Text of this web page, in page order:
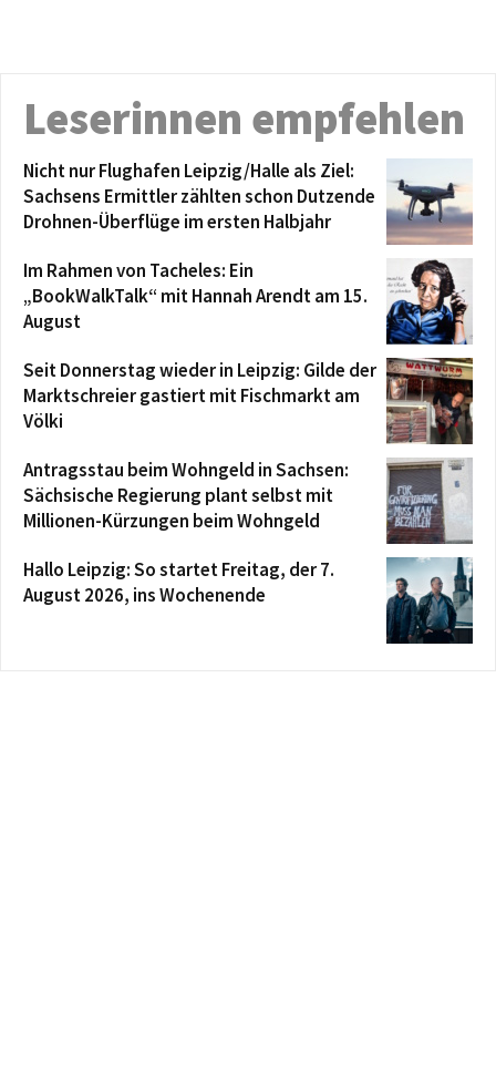
Leserinnen empfehlen
Nicht nur Flughafen Leipzig/Halle als Ziel:
Sachsens Ermittler zählten schon Dutzende
Drohnen-Überflüge im ersten Halbjahr
Im Rahmen von Tacheles: Ein
„BookWalkTalk“ mit Hannah Arendt am 15.
August
Seit Donnerstag wieder in Leipzig: Gilde der
Marktschreier gastiert mit Fischmarkt am
Völki
Antragsstau beim Wohngeld in Sachsen:
Sächsische Regierung plant selbst mit
Millionen-Kürzungen beim Wohngeld
Hallo Leipzig: So startet Freitag, der 7.
August 2026, ins Wochenende